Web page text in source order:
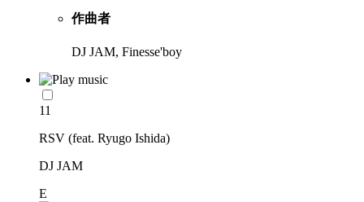
作曲者
DJ JAM, Finesse'boy
11
RSV (feat. Ryugo Ishida)
DJ JAM
E